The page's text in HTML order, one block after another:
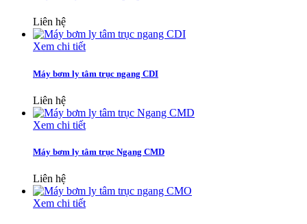
Liên hệ
Xem chi tiết
Máy bơm ly tâm trục ngang CDI
Liên hệ
Xem chi tiết
Máy bơm ly tâm trục Ngang CMD
Liên hệ
Xem chi tiết